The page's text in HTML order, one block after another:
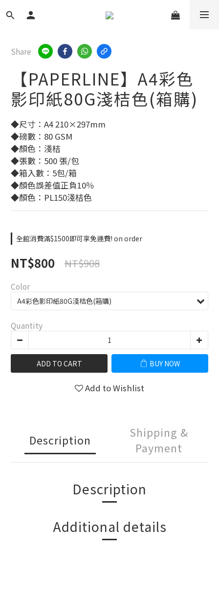
Share
【PAPERLINE】A4彩色
影印紙80G淺桔色(箱購)
◆尺寸：A4 210×297mm
◆磅數：80 GSM
◆顏色：淺桔
◆張數：500 張/包
◆箱入數：5包/箱
◆顏色誤差值正負10％
◆顏色：PL150淺桔色
全館消費滿$1500即可享免運費! on order
NT$800 NT$908
Color
Quantity
ADD TO CART BUY NOW
Add to Wishlist
Description
Shipping &
Payment
Description
Additional details